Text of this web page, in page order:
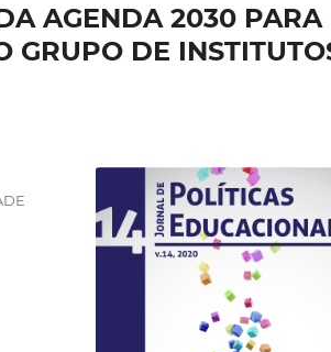
AGENDA 2030 PARA
GRUPO DE